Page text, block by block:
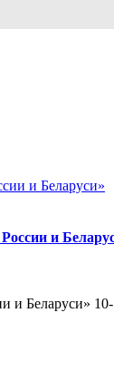
и
Беларуси»